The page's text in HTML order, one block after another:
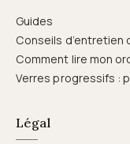
Guides
Conseils d’entretien
Comment lire mon
Verres progressifs :
Légal